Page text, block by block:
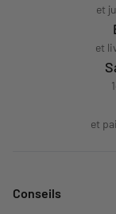
et
et
et
Conseils